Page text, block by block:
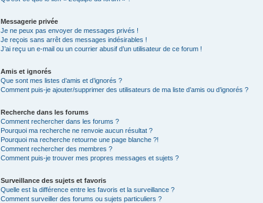
Messagerie privée
Je ne peux pas envoyer de messages privés !
Je reçois sans arrêt des messages indésirables !
J’ai reçu un e-mail ou un courrier abusif d’un utilisateur de ce forum !
Amis et ignorés
Que sont mes listes d’amis et d’ignorés ?
Comment puis-je ajouter/supprimer des utilisateurs de ma liste d’amis ou d’ignorés ?
Recherche dans les forums
Comment rechercher dans les forums ?
Pourquoi ma recherche ne renvoie aucun résultat ?
Pourquoi ma recherche retourne une page blanche ?!
Comment rechercher des membres ?
Comment puis-je trouver mes propres messages et sujets ?
Surveillance des sujets et favoris
Quelle est la différence entre les favoris et la surveillance ?
Comment surveiller des forums ou sujets particuliers ?